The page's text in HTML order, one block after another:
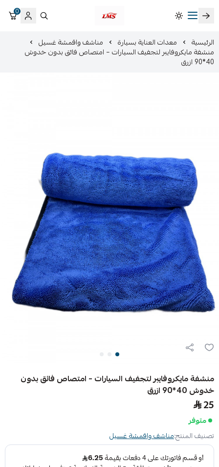
متجر لمسات الشرقية لزينة سيارات LMS
0
الرئيسية معدات العناية بسيارة مناشف واقمشة غسيل
منشفة مايكروفايبر لتجفيف السيارات – امتصاص فائق بدون خدوش
40*90 ازرق
منشفة مايكروفايبر لتجفيف السيارات – امتصاص فائق بدون
خدوش 40*90 ازرق
25
متوفر
تصنيف المنتج:مناشف واقمشة غسيل